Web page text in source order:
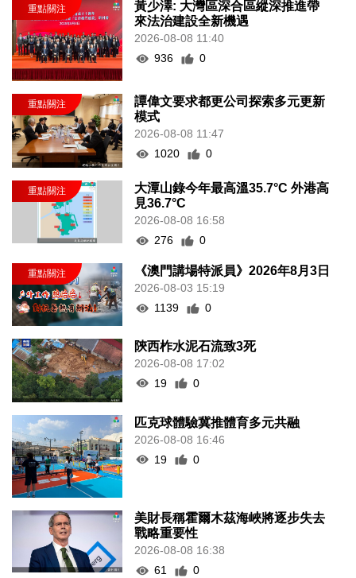
黃少澤: 大灣區深合區縱深推進帶
來法治建設全新機遇
2026-08-08 11:40
936
0
譚偉文要求都更公司探索多元更新
模式
2026-08-08 11:47
1020
0
大潭山錄今年最高溫35.7°C 外港高
見36.7°C
2026-08-08 16:58
276
0
《澳門講場特派員》2026年8月3日
2026-08-03 15:19
1139
0
陝西柞水泥石流致3死
2026-08-08 17:02
19
0
匹克球體驗冀推體育多元共融
2026-08-08 16:46
19
0
美財長稱霍爾木茲海峽將逐步失去
戰略重要性
2026-08-08 16:38
61
0